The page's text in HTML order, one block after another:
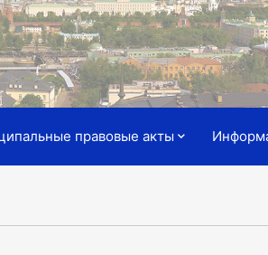
правовые акты